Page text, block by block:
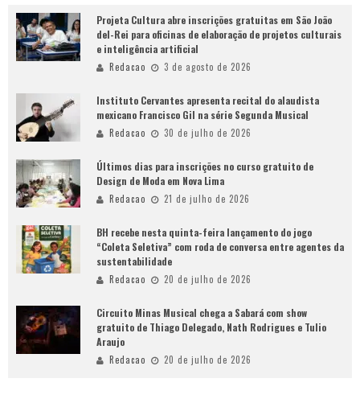
Projeta Cultura abre inscrições gratuitas em São João
del-Rei para oficinas de elaboração de projetos culturais
e inteligência artificial
Redacao 3 de agosto de 2026
Instituto Cervantes apresenta recital do alaudista
mexicano Francisco Gil na série Segunda Musical
Redacao 30 de julho de 2026
Últimos dias para inscrições no curso gratuito de
Design de Moda em Nova Lima
Redacao 21 de julho de 2026
BH recebe nesta quinta-feira lançamento do jogo
“Coleta Seletiva” com roda de conversa entre agentes da
sustentabilidade
Redacao 20 de julho de 2026
Circuito Minas Musical chega a Sabará com show
gratuito de Thiago Delegado, Nath Rodrigues e Tulio
Araujo
Redacao 20 de julho de 2026